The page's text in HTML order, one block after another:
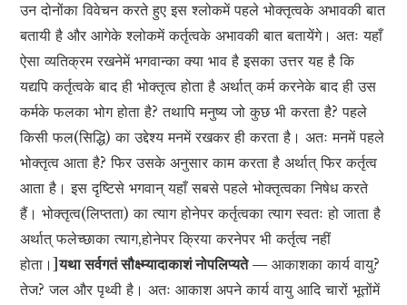
उन दोनोंका विवेचन करते हुए इस श्लोकमें पहले भोक्तृत्वके अभावकी बात
बतायी है और आगेके श्लोकमें कर्तृत्वके अभावकी बात बतायेंगे। अतः यहाँ
ऐसा व्यतिक्रम रखनेमें भगवान्का क्या भाव है इसका उत्तर यह है कि
यद्यपि कर्तृत्वके बाद ही भोक्तृत्व होता है अर्थात् कर्म करनेके बाद ही उस
कर्मके फलका भोग होता है? तथापि मनुष्य जो कुछ भी करता है? पहले
किसी फल(सिद्धि) का उद्देश्य मनमें रखकर ही करता है। अतः मनमें पहले
भोक्तृत्व आता है? फिर उसके अनुसार काम करता है अर्थात् फिर कर्तृत्व
आता है। इस दृष्टिसे भगवान् यहाँ सबसे पहले भोक्तृत्वका निषेध करते
हैं। भोक्तृत्व(लिप्तता) का त्याग होनेपर कर्तृत्वका त्याग स्वतः हो जाता है
अर्थात् फलेच्छाका त्याग,होनेपर क्रिया करनेपर भी कर्तृत्व नहीं
होता।]यथा सर्वगतं सौक्ष्म्यादाकाशं नोपलिप्यते —आकाशका कार्य वायु?
तेज? जल और पृथ्वी है। अतः आकाश अपने कार्य वायु आदि चारों भूतोंमें